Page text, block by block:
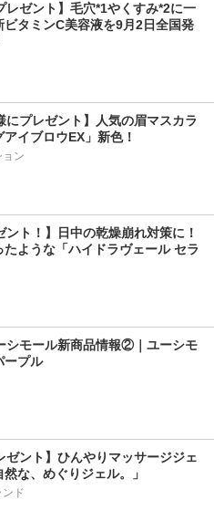
レゼント】毛穴*1やくすみ*2に一
ビタミンC美容液を9月2日全国発
にプレゼント】人気の眉マスカラ
アイブロウEX」新色！
ン
ント！】日中の乾燥崩れ対策に！
ような「ハイドラヴェール セラ
シモール新商品情報②｜ユーシモ
ープル
ゼント】ひんやりマッサージジェ
な、めぐりジェル。」
ド